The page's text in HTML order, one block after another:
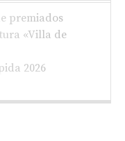
de
de Pintura
Rápida al